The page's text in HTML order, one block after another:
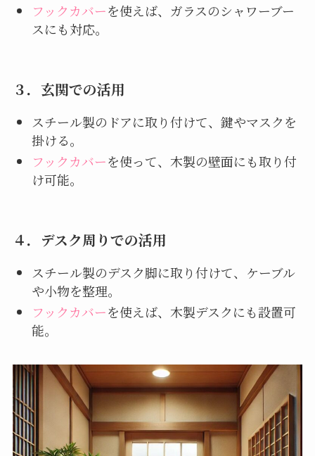
フックカバーを使えば、ガラスのシャワーブー
スにも対応。
３． 玄関での活用
スチール製のドアに取り付けて、鍵やマスクを
掛ける。
フックカバーを使って、木製の壁面にも取り付
け可能。
４． デスク周りでの活用
スチール製のデスク脚に取り付けて、ケーブル
や小物を整理。
フックカバーを使えば、木製デスクにも設置可
能。